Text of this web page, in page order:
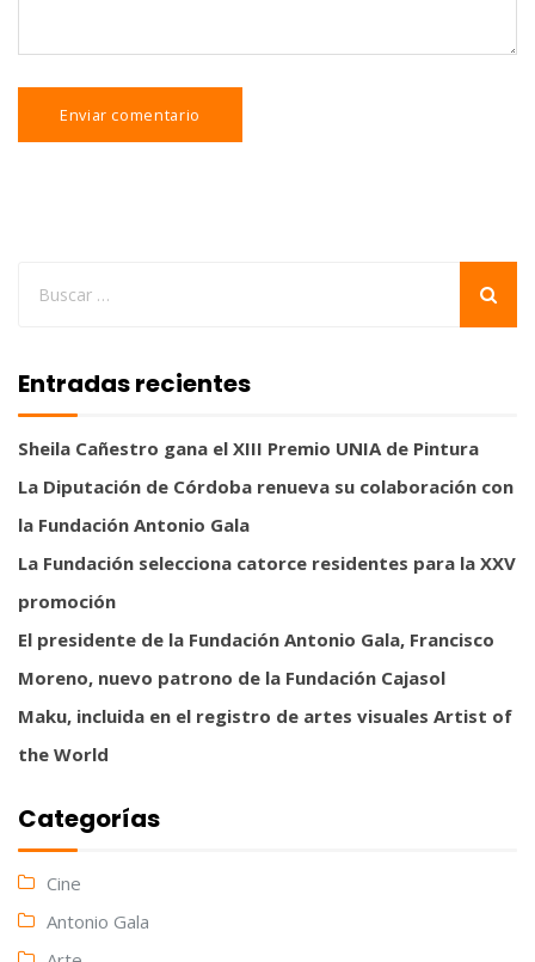
Entradas recientes
Sheila Cañestro gana el XIII Premio UNIA de Pintura
La Diputación de Córdoba renueva su colaboración con
la Fundación Antonio Gala
La Fundación selecciona catorce residentes para la XXV
promoción
El presidente de la Fundación Antonio Gala, Francisco
Moreno, nuevo patrono de la Fundación Cajasol
Maku, incluida en el registro de artes visuales Artist of
the World
Categorías
Cine
Antonio Gala